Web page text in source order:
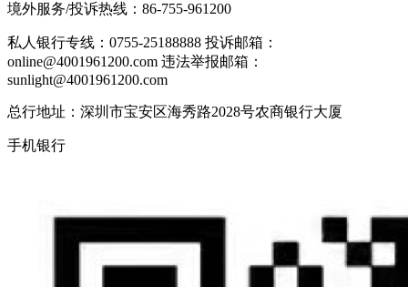
境外服务/投诉热线： 86-755-961200
私人银行专线：0755-25188888 投诉邮箱：
online@4001961200.com 违法举报邮箱：
sunlight@4001961200.com
总行地址：深圳市宝安区海秀路2028号农商银行大厦
手机银行